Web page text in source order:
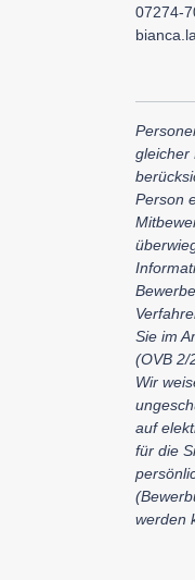
07274-
gleicher
Person
Sie im
(OVB 2/
Wir
auf
für die
werden